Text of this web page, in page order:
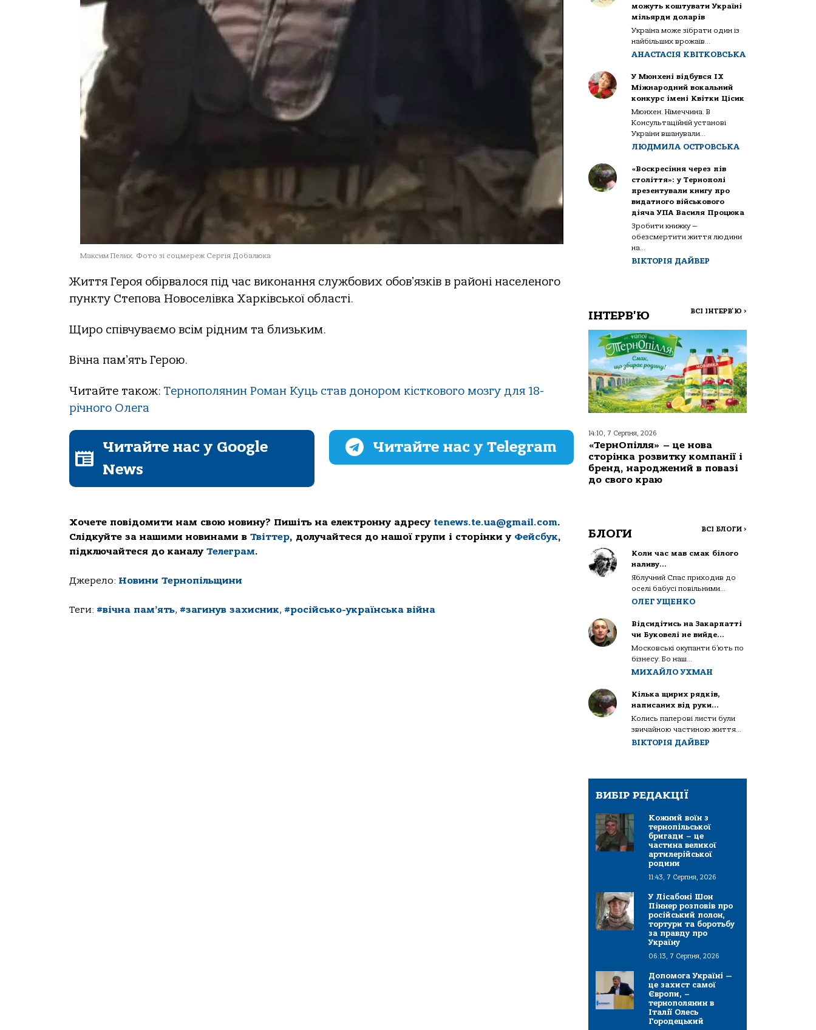
Максим Пелих. Фото зі соцмереж Сергія Добалюка
Життя Героя обірвалося під час виконання службових обовʼязків в районі населеного
пункту Степова Новоселівка Харківської області.
Щиро співчуваємо всім рідним та близьким.
Вічна памʼять Герою.
Читайте також: Тернополянин Роман Куць став донором кісткового мозгу для 18-
річного Олега
Читайте нас у Google
News
Читайте нас у Telegram
Хочете повідомити нам свою новину? Пишіть на електронну адресу tenews.te.ua@gmail.com.
Слідкуйте за нашими новинами в Твіттер, долучайтеся до нашої групи і сторінки у Фейсбук,
підключайтеся до каналу Телеграм.
Джерело: Новини Тернопільщини
Теги: #вічна пам’ять, #загинув захисник, #російсько-українська війна
можуть коштувати Україні
мільярди доларів
Україна може зібрати один із
найбільших врожаїв...
АНАСТАСІЯ КВІТКОВСЬКА
У Мюнхені відбувся IX
Міжнародний вокальний
конкурс імені Квітки Цісик
Мюнхен. Німеччина. В
Консультаційній установі
України вшанували...
ЛЮДМИЛА ОСТРОВСЬКА
«Воскресіння через пів
століття»: у Тернополі
презентували книгу про
видатного військового
діяча УПА Василя Процюка
Зробити книжку —
обезсмертити життя людини
на...
ВІКТОРІЯ ДАЙВЕР
ІНТЕРВ'Ю ВСІ ІНТЕРВ'Ю >
14:10, 7 Серпня, 2026
«ТернОпілля» – це нова
сторінка розвитку компанії і
бренд, народжений в повазі
до свого краю
БЛОГИ ВСІ БЛОГИ >
Коли час мав смак білого
наливу…
Яблучний Спас приходив до
оселі бабусі повільними...
ОЛЕГ УЩЕНКО
Відсидітись на Закарпатті
чи Буковелі не вийде…
Московські окупанти б’ють по
бізнесу. Бо наш...
МИХАЙЛО УХМАН
Кілька щирих рядків,
написаних від руки…
Колись паперові листи були
звичайною частиною життя...
ВІКТОРІЯ ДАЙВЕР
ВИБІР РЕДАКЦІЇ
Кожний воїн з
тернопільської
бригади – це
частина великої
артилерійської
родини
11:43, 7 Серпня, 2026
У Лісабоні Шон
Піннер розповів про
російський полон,
тортури та боротьбу
за правду про
Україну
06:13, 7 Серпня, 2026
Допомога Україні —
це захист самої
Європи, –
тернополянин в
Італії Олесь
Городецький